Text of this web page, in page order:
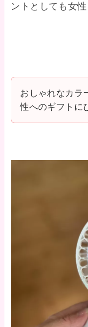
ントとしても女
おしゃれなカラ
性へのギフトに